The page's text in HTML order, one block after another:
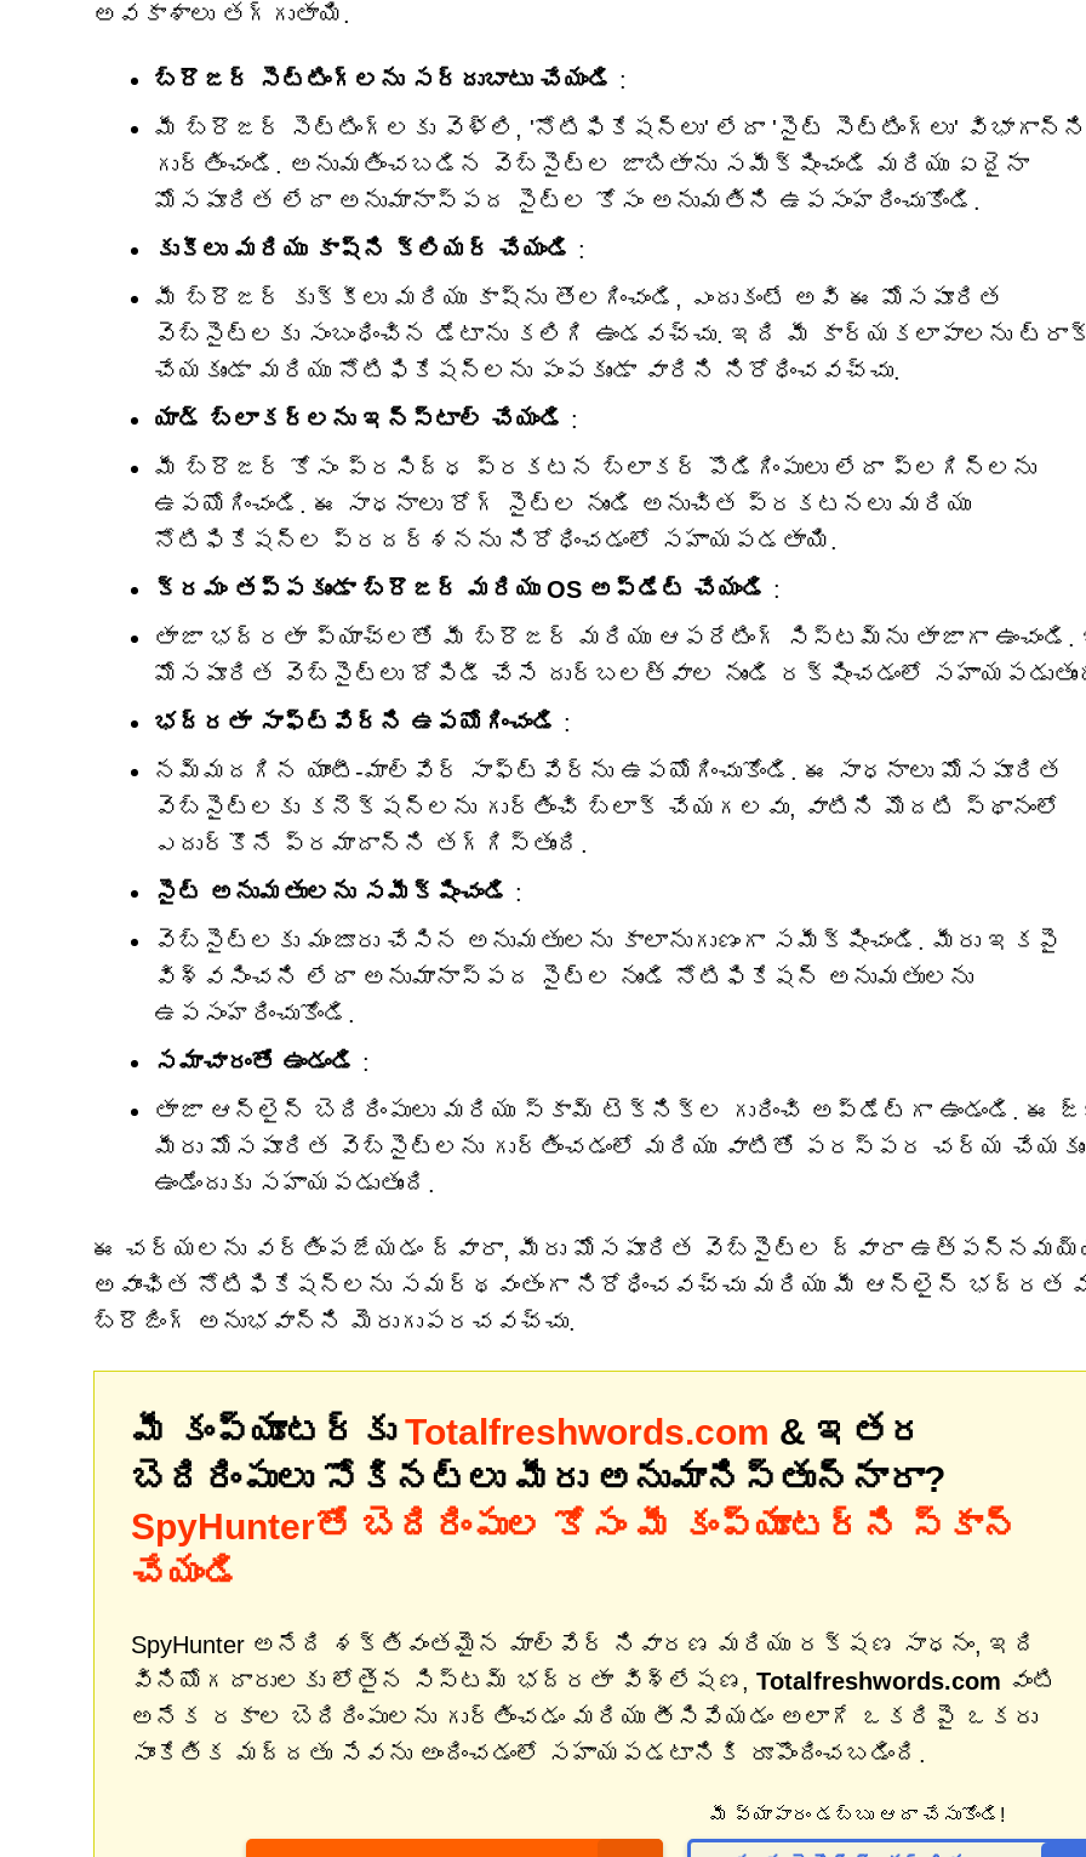
అవకాశాలు తగ్గుతాయి.
బ్రౌజర్ సెట్టింగ్‌లను సర్దుబాటు చేయండి :
మీ బ్రౌజర్ సెట్టింగ్‌లకు వెళ్లి, 'నోటిఫికేషన్‌లు' లేదా 'సైట్ సెట్టింగ్‌లు' విభాగాన్ని
గుర్తించండి. అనుమతించబడిన వెబ్‌సైట్‌ల జాబితాను సమీక్షించండి మరియు ఏదైనా
మోసపూరిత లేదా అనుమానాస్పద సైట్‌ల కోసం అనుమతిని ఉపసంహరించుకోండి.
కుకీలు మరియు కాష్‌ని క్లియర్ చేయండి :
మీ బ్రౌజర్ కుక్కీలు మరియు కాష్‌ను తొలగించండి, ఎందుకంటే అవి ఈ మోసపూరిత
వెబ్‌సైట్‌లకు సంబంధించిన డేటాను కలిగి ఉండవచ్చు. ఇది మీ కార్యకలాపాలను ట్రాక్
చేయకుండా మరియు నోటిఫికేషన్‌లను పంపకుండా వారిని నిరోధించవచ్చు.
యాడ్ బ్లాకర్లను ఇన్‌స్టాల్ చేయండి :
మీ బ్రౌజర్ కోసం ప్రసిద్ధ ప్రకటన బ్లాకర్ పొడిగింపులు లేదా ప్లగిన్‌లను
ఉపయోగించండి. ఈ సాధనాలు రోగ్ సైట్‌ల నుండి అనుచిత ప్రకటనలు మరియు
నోటిఫికేషన్‌ల ప్రదర్శనను నిరోధించడంలో సహాయపడతాయి.
క్రమం తప్పకుండా బ్రౌజర్ మరియు OS అప్‌డేట్ చేయండి :
తాజా భద్రతా ప్యాచ్‌లతో మీ బ్రౌజర్ మరియు ఆపరేటింగ్ సిస్టమ్‌ను తాజాగా ఉంచండి.
మోసపూరిత వెబ్‌సైట్‌లు దోపిడీ చేసే దుర్బలత్వాల నుండి రక్షించడంలో
భద్రతా సాఫ్ట్‌వేర్‌ని ఉపయోగించండి :
నమ్మదగిన యాంటీ-మాల్వేర్ సాఫ్ట్‌వేర్‌ను ఉపయోగించుకోండి. ఈ సాధనాలు మోసపూరిత
వెబ్‌సైట్‌లకు కనెక్షన్‌లను గుర్తించి బ్లాక్ చేయగలవు, వాటిని మొదటి స్థానంలో
ఎదుర్కొనే ప్రమాదాన్ని తగ్గిస్తుంది.
సైట్ అనుమతులను సమీక్షించండి :
వెబ్‌సైట్‌లకు మంజూరు చేసిన అనుమతులను కాలానుగుణంగా సమీక్షించండి. మీరు ఇకపై
విశ్వసించని లేదా అనుమానాస్పద సైట్‌ల నుండి నోటిఫికేషన్ అనుమతులను
ఉపసంహరించుకోండి.
సమాచారంతో ఉండండి :
తాజా ఆన్‌లైన్ బెదిరింపులు మరియు స్కామ్ టెక్నిక్‌ల గురించి అప్‌డేట్‌గా ఉండండి. ఈ
మీరు మోసపూరిత వెబ్‌సైట్‌లను గుర్తించడంలో మరియు వాటితో పరస్పర చర్య
ఉండేందుకు సహాయపడుతుంది.
ఈ చర్యలను వర్తింపజేయడం ద్వారా, మీరు మోసపూరిత వెబ్‌సైట్‌ల ద్వారా
అవాంఛిత నోటిఫికేషన్‌లను సమర్థవంతంగా నిరోధించవచ్చు మరియు మీ ఆన్‌లైన్ భద్రత
బ్రౌజింగ్ అనుభవాన్ని మెరుగుపరచవచ్చు.
మీ కంప్యూటర్‌కుTotalfreshwords.com & ఇతర
బెదిరింపులు సోకినట్లు మీరు అనుమానిస్తున్నారా?
SpyHunterతో బెదిరింపుల కోసం మీ కంప్యూటర్‌ని స్కాన్
చేయండి
SpyHunter అనేది శక్తివంతమైన మాల్వేర్ నివారణ మరియు రక్షణ సాధనం, ఇది
వినియోగదారులకు లోతైన సిస్టమ్ భద్రతా విశ్లేషణ, Totalfreshwords.com వంటి
అనేక రకాల బెదిరింపులను గుర్తించడం మరియు తీసివేయడం అలాగే ఒకరిపై ఒకరు
సాంకేతిక మద్దతు సేవను అందించడంలో సహాయపడటానికి రూపొందించబడింది.
మీ వ్యాపారం డబ్బు ఆదా చేసుకోండి!